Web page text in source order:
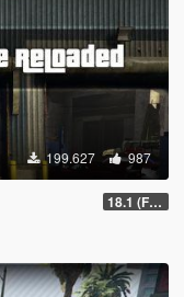
199.627 987
18.1 (Fixed HKHModHelper Folder being Corrupt)